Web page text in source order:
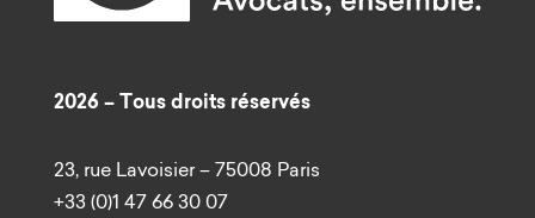
2026 – Tous droits réservés
23, rue Lavoisier – 75008 Paris
+33 (0)1 47 66 30 07